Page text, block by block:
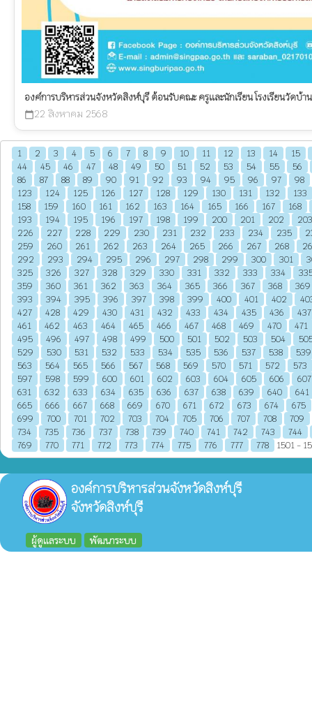
องค์การบริหารส่วนจังหวัดสิงห์บุรี ต้อนรับคณะ ครูและนักเรียน โรงเรียนวัดบ้
calendar_today22 สิงหาคม 2568
1 2 3 4 5 6 7 8 9 10 11 12 13 14
15
44
45 46 47 48 49 50 51 52 53 54 55
56
86
87 88 89 90 91 92 93 94 95 96 97
98
123
124 125 126 127 128 129 130 131 132
133
158
159 160 161 162 163 164 165 166 167
168
193
194 195 196 197 198 199 200 201 202
203
226
227 228 229 230 231 232 233 234 235
259
260 261 262 263 264 265 266 267 268
292
293 294 295 296 297 298 299 300 301
325
326 327 328 329 330 331 332 333 334
359
360 361 362 363 364 365 366 367 368
369
393
394 395 396 397 398 399 400 401 402
427
428 429 430 431 432 433 434 435 436
437
461
462 463 464 465 466 467 468 469 470
471
495
496 497 498 499 500 501 502 503 504
529
530 531 532 533 534 535 536 537 538
539
563
564 565 566 567 568 569 570 571 572
573
597
598 599 600 601 602 603 604 605 606
607
631
632 633 634 635 636 637 638 639 640
641
665
666 667 668 669 670 671 672 673 674
675
699
700 701 702 703 704 705 706 707 708
709
734
735 736 737 738 739 740 741 742 743
744
769
770 771 772 773 774 775 776 777 778 1501 -
องค์การบริหารส่วนจังหวัดสิงห์บุรี
จังหวัดสิงห์บุรี
ผู้ดูแลระบบ พัฒนาระบบ